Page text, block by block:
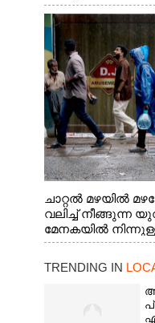
വന്നതോടെ
ജീവന്
വാത്തുരുത്തിയിൽ
ചാറ്റൽ മഴയിൽ
വലിച്ച് നീങ്ങുന്ന
മേനകയിൽ
TRENDING IN